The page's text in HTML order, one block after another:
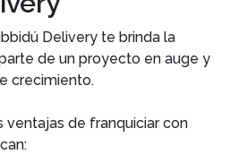
Delivery te brinda la
de un proyecto en auge y
crecimiento.
ventajas de franquiciar con